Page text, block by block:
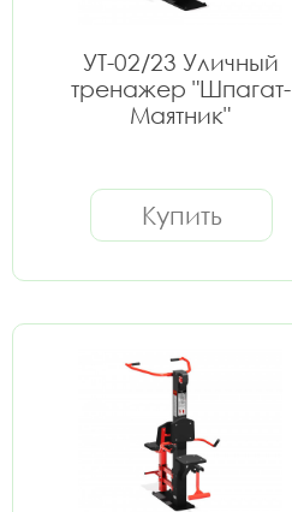
УТ-02/23 Уличный
тренажер "Шпагат-
Маятник"
Купить